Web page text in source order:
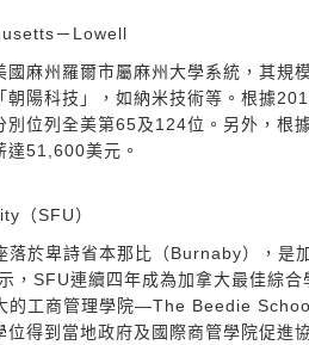
－Lowell
國麻州羅爾市屬麻州大學系統，其
朝陽科技」，如納米技術等。根據
別位列全美第65及124位。另外，
達51,600美元。
（SFU）
落於卑詩省本那比（Burnaby），是
，SFU連續四年成為加拿大最佳綜
的工商管理學院—The Beedie
位得到當地政府及國際商管學院促